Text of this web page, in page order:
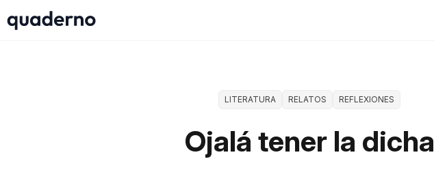
LITERATURA RELATOS REFLEXIONES
Ojalá tener la dicha